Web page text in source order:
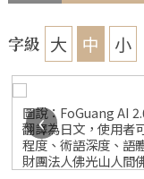
字級 大 中 小
圖說：FoGuang AI
翻譯為日文，使用者
程度、術語深度、語
財團法人佛光山人間
‹